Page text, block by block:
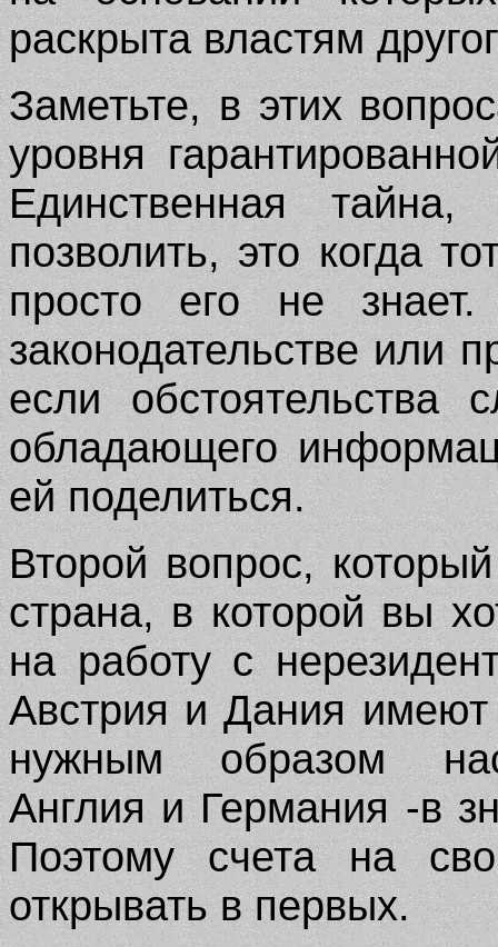
раскрыта властям
Заметьте, в этих
уровня
Единственная
позволить, это когда
просто его не
законодательстве или
если обстоятельства
обладающего
ей поделиться.
Второй вопрос,
страна, в которой вы
на работу с
Австрия и Дания имеют
нужным образом
Англия и Германия -в
Поэтому счета на
открывать в первых.